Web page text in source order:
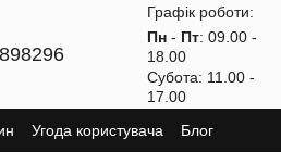
Графік роботи:
Пн- Пт: 09.00 -
18.00
Субота: 11.00 -
17.00
Угода користувача Блог